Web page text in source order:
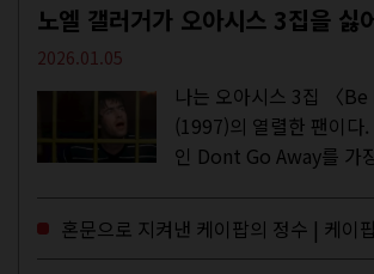
2026.01.05
나는 오아시스 3집 〈
(1997)의 열렬한 팬이다
인 Dont Go Away를 가
이브·데모·부틀렉을 합쳐
듣지 않았나 싶다. 이토록...
혼문으로 지켜낸 케이팝의 정수 | 케이